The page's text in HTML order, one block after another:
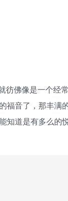
彷佛像是一个经
福音了，那丰满
知道是有多么的